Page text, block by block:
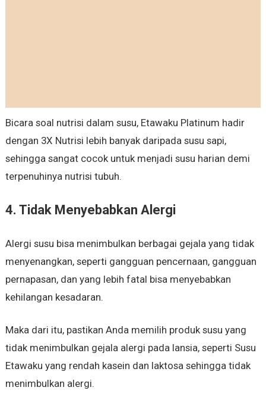
Bicara soal nutrisi dalam susu, Etawaku Platinum hadir
dengan 3X Nutrisi lebih banyak daripada susu sapi,
sehingga sangat cocok untuk menjadi susu harian demi
terpenuhinya nutrisi tubuh.
4. Tidak Menyebabkan Alergi
Alergi susu bisa menimbulkan berbagai gejala yang tidak
menyenangkan, seperti gangguan pencernaan, gangguan
pernapasan, dan yang lebih fatal bisa menyebabkan
kehilangan kesadaran.
Maka dari itu, pastikan Anda memilih produk susu yang
tidak menimbulkan gejala alergi pada lansia, seperti Susu
Etawaku yang rendah kasein dan laktosa sehingga tidak
menimbulkan alergi.